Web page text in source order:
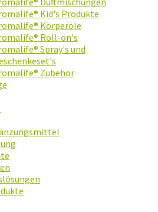
Kid's Produkte
Körperöle
Roll-on's
Spray's und
Zubehör